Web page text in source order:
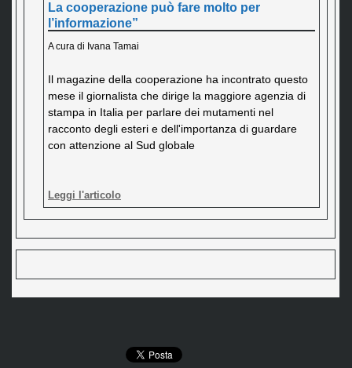
La cooperazione può fare molto per
l’informazione”
A cura di Ivana Tamai
Il magazine della cooperazione ha incontrato questo
mese il giornalista che dirige la maggiore agenzia di
stampa in Italia per parlare dei mutamenti nel
racconto degli esteri e dell'importanza di guardare
con attenzione al Sud globale
Leggi l'articolo